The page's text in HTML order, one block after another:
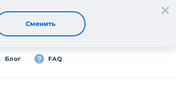
Вход
Блог FAQ
Сменить